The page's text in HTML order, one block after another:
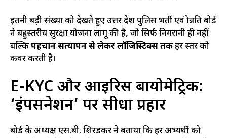
इतनी बड़ी संख्या को देखते हुए उत्तर प्रदेश पुलिस भर्ती एवं प्रोन्नति बोर्ड
ने बहुस्तरीय सुरक्षा योजना लागू की है, जो सिर्फ निगरानी ही नहीं
बल्किपहचान सत्यापन से लेकर लॉजिस्टिक्स तकहर स्तर को
कवर करती है।
E-KYC और आइरिस बायोमेट्रिक:
‘इंपर्सनेशन’ पर सीधा प्रहार
बोर्ड के अध्यक्ष एस.बी. शिरडकर ने बताया कि हर अभ्यर्थी को